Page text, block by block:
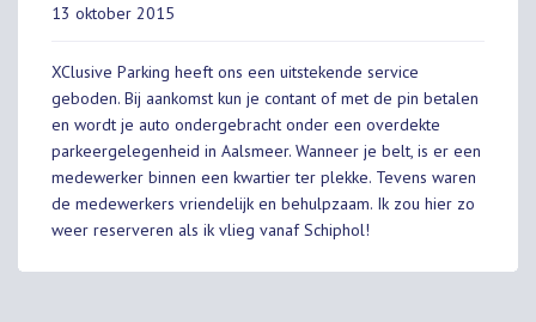
13 oktober 2015
XClusive Parking heeft ons een uitstekende service
geboden. Bij aankomst kun je contant of met de pin betalen
en wordt je auto ondergebracht onder een overdekte
parkeergelegenheid in Aalsmeer. Wanneer je belt, is er een
medewerker binnen een kwartier ter plekke. Tevens waren
de medewerkers vriendelijk en behulpzaam. Ik zou hier zo
weer reserveren als ik vlieg vanaf Schiphol!